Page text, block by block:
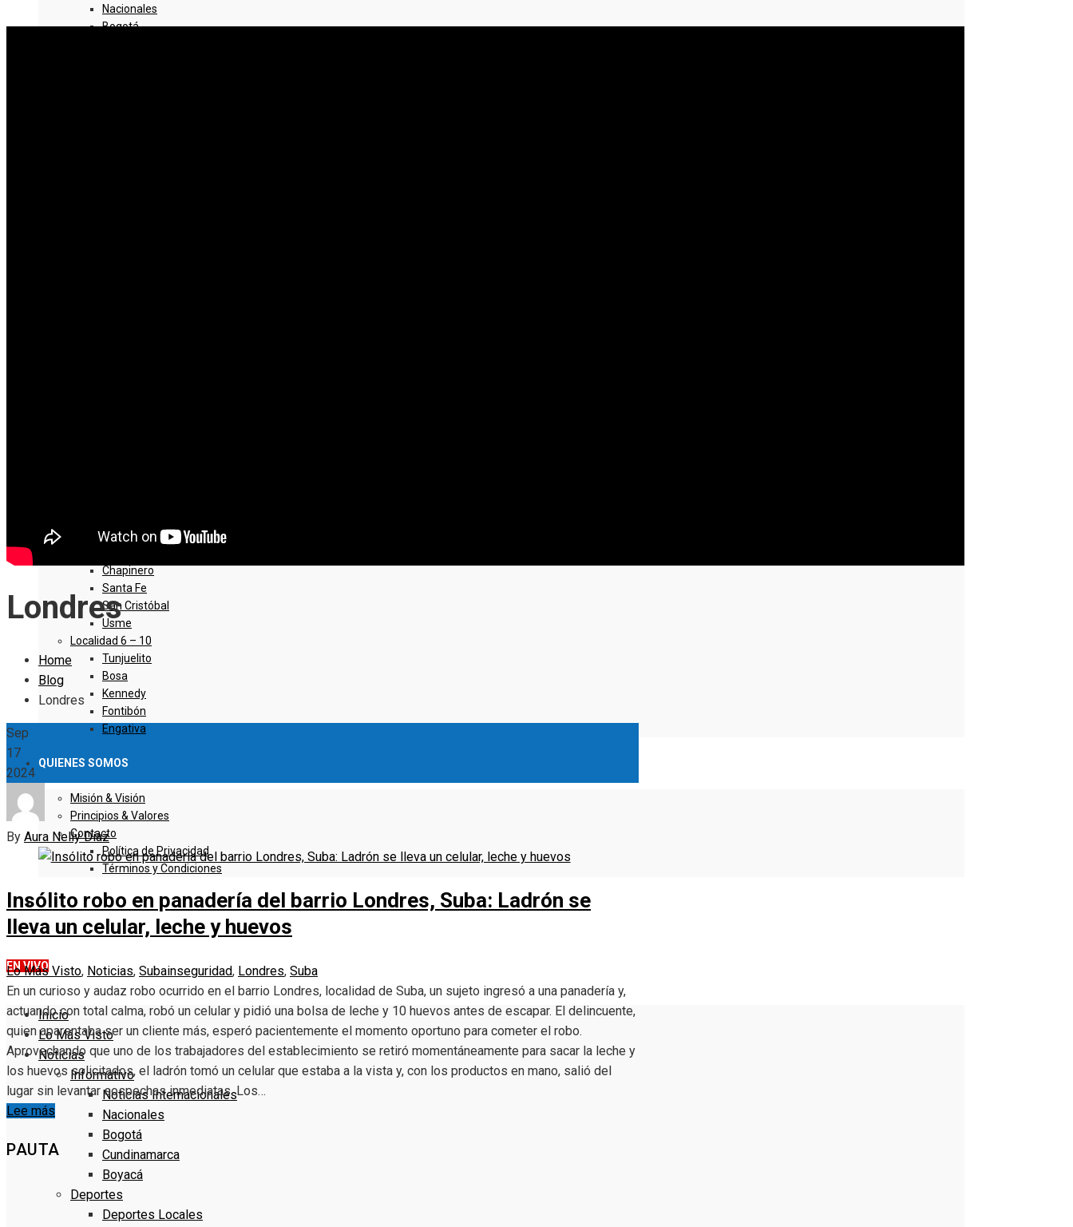
Nacionales
Bogotá
Localidad 1 – 5
Chapinero
Santa Fe
San Cristóbal
Usme
Localidad 6 – 10
Tunjuelito
Bosa
Kennedy
Fontibón
Engativa
QUIENES SOMOS
Misión & Visión
Principios & Valores
Contacto
Política de Privacidad
Términos y Condiciones
DENUNCIE
EN VIVO
Inicio
Lo Más Visto
Noticias
Informativo
Noticias Internacionales
Nacionales
Bogotá
Cundinamarca
Boyacá
Deportes
Deportes Locales
Londres
Home
Blog
Londres
Sep
17
2024
By Aura Nelly Díaz
Insólito robo en panadería del barrio Londres, Suba: Ladrón se
lleva un celular, leche y huevos
Lo Más Visto, Noticias, Subainseguridad, Londres, Suba
En un curioso y audaz robo ocurrido en el barrio Londres, localidad de Suba, un sujeto ingresó a una panadería y,
actuando con total calma, robó un celular y pidió una bolsa de leche y 10 huevos antes de escapar. El delincuente,
quien aparentaba ser un cliente más, esperó pacientemente el momento oportuno para cometer el robo.
Aprovechando que uno de los trabajadores del establecimiento se retiró momentáneamente para sacar la leche y
los huevos solicitados, el ladrón tomó un celular que estaba a la vista y, con los productos en mano, salió del
lugar sin levantar sospechas inmediatas. Los…
Lee más
PAUTA